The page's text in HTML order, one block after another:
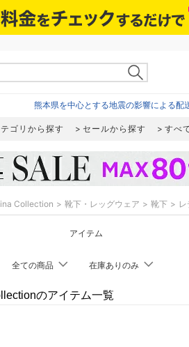
熊本県を中心とする地震の影響による配
ゴリから探す セールから探す すべ
Collection 靴下・レッグウェア 靴下
アイテム
全ての商品 在庫ありのみ
のアイテム一覧